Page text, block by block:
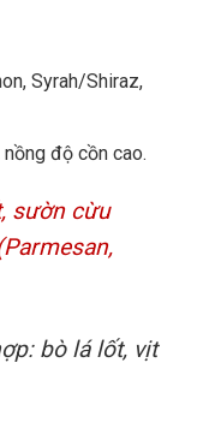
Syrah/Shiraz,
độ cồn cao.
sườn cừu
bò lá lốt, vịt